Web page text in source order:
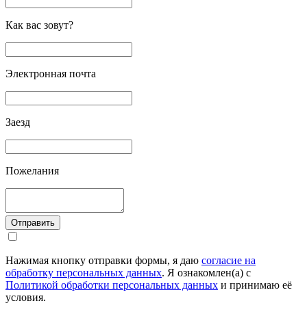
Как вас зовут?
Электронная почта
Заезд
Пожелания
Отправить
Нажимая кнопку отправки формы, я даю согласие на
обработку персональных данных. Я ознакомлен(а) с
Политикой обработки персональных данных и принимаю её
условия.